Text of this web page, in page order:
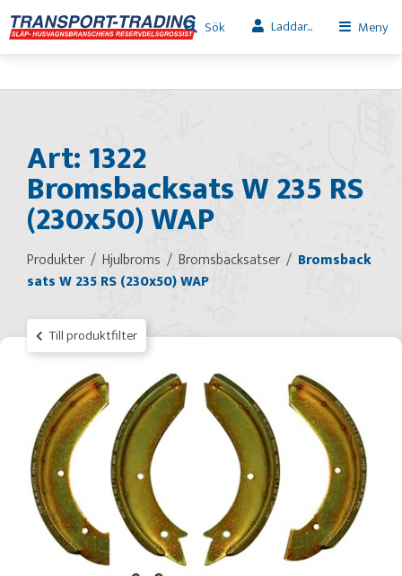
Sök Laddar... Meny
Art: 1322
Bromsbacksats W 235 RS
(230x50) WAP
Produkter Hjulbroms Bromsbacksatser
Bromsback
sats W 235 RS (230x50) WAP
Till produktfilter